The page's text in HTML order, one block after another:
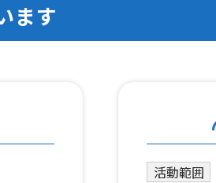
ます
活動範囲